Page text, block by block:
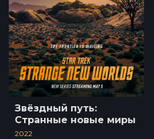
Звёздный путь:
Странные новые миры
2022